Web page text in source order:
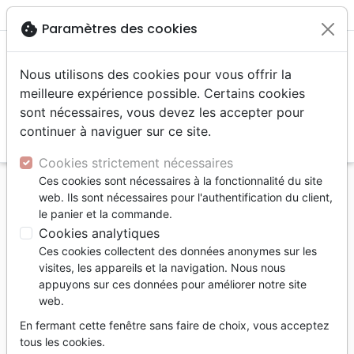
menu
Accueil Jeunesse
Enseignement jeunesse
COMMENT SERVIR JESUS - CAHIER D'ACITIVITES
10/11 ANS
COMMENT SERVIR JESUS - CAHIER
D'ACITIVITES 10/11 ANS
Collectif
RéférenceMPE1342 EAN9782940413423
Editeur Motivé par l'Essentiel
cookie Paramètres des cookies
Nous utilisons des cookies pour vous offrir la
meilleure expérience possible. Certains cookies
sont nécessaires, vous devez les accepter pour
continuer à naviguer sur ce site.
Cookies strictement nécessaires
Ces cookies sont nécessaires à la fonctionnalité du site
web. Ils sont nécessaires pour l'authentification du client,
le panier et la commande.
Cookies analytiques
Ces cookies collectent des données anonymes sur les
visites, les appareils et la navigation. Nous nous
appuyons sur ces données pour améliorer notre site
web.
En fermant cette fenêtre sans faire de choix, vous acceptez
tous les cookies.